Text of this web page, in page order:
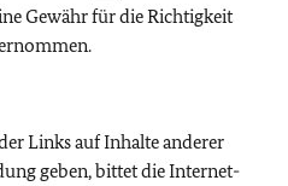
Gewähr für die Richtigkeit
Links auf Inhalte anderer
geben, bittet die Internet-